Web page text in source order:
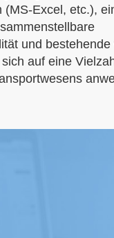
(MS-Excel, etc.),
und bestehende
auf eine